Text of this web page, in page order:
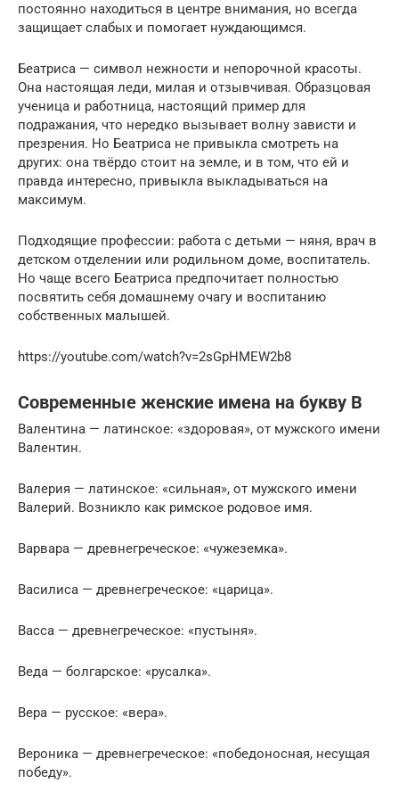
постоянно находиться в центре внимания, но всегда
защищает слабых и помогает нуждающимся.
Беатриса — символ нежности и непорочной красоты.
Она настоящая леди, милая и отзывчивая. Образцовая
ученица и работница, настоящий пример для
подражания, что нередко вызывает волну зависти и
презрения. Но Беатриса не привыкла смотреть на
других: она твёрдо стоит на земле, и в том, что ей и
правда интересно, привыкла выкладываться на
максимум.
Подходящие профессии: работа с детьми — няня, врач в
детском отделении или родильном доме, воспитатель.
Но чаще всего Беатриса предпочитает полностью
посвятить себя домашнему очагу и воспитанию
собственных малышей.
https://youtube.com/watch?v=2sGpHMEW2b8
Современные женские имена на букву В
Валентина — латинское: «здоровая», от мужского имени
Валентин.
Валерия — латинское: «сильная», от мужского имени
Валерий. Возникло как римское родовое имя.
Варвара — древнегреческое: «чужеземка».
Василиса — древнегреческое: «царица».
Васса — древнегреческое: «пустыня».
Веда — болгарское: «русалка».
Вера — русское: «вера».
Вероника — древнегреческое: «победоносная, несущая
победу».